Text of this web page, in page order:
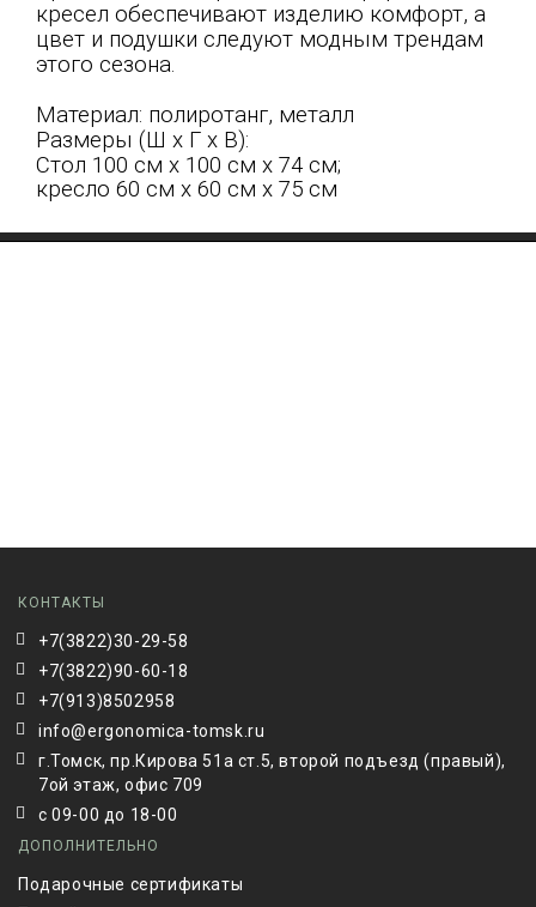
кресел обеспечивают изделию комфорт, а
цвет и подушки следуют модным трендам
этого сезона.
Материал: полиротанг, металл
Размеры (Ш x Г x В):
Стол 100 см x 100 см x 74 см;
кресло 60 см x 60 см x 75 см
КОНТАКТЫ
+7(3822)30-29-58
+7(3822)90-60-18
+7(913)8502958
info@ergonomica-tomsk.ru
г.Томск, пр.Кирова 51а ст.5, второй подъезд (правый),
7ой этаж, офис 709
с 09-00 до 18-00
ДОПОЛНИТЕЛЬНО
Подарочные сертификаты